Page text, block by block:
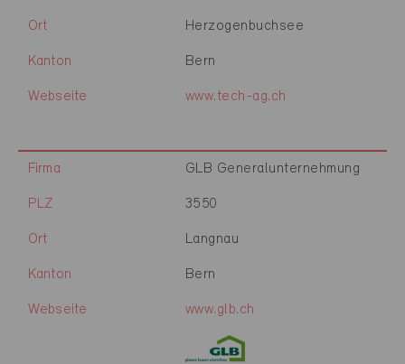
Ort Herzogenbuchsee
Kanton Bern
Webseite www.tech-ag.ch
Firma GLB Generalunternehmung
PLZ 3550
Ort Langnau
Kanton Bern
Webseite www.glb.ch